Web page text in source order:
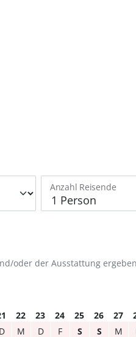
Anzahl Reisende
oder der Ausstattung
22 23 24 25 26 27
D M D F S S M